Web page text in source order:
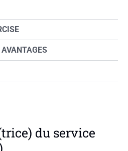
du service